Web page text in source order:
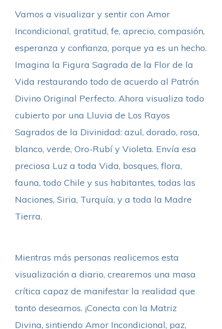
Vamos a visualizar y sentir con Amor
Incondicional, gratitud, fe, aprecio, compasión,
esperanza y confianza, porque ya es un hecho.
Imagina la Figura Sagrada de la Flor de la
Vida restaurando todo de acuerdo al Patrón
Divino Original Perfecto. Ahora visualiza todo
cubierto por una Lluvia de Los Rayos
Sagrados de la Divinidad: azul, dorado, rosa,
blanco, verde, Oro-Rubí y Violeta. Envía esa
preciosa Luz a toda Vida, bosques, flora,
fauna, todo Chile y sus habitantes, todas las
Naciones, Siria, Turquía, y a toda la Madre
Tierra.
Mientras más personas realicemos esta
visualización a diario, crearemos una masa
crítica capaz de manifestar la realidad que
tanto deseamos. ¡Conecta con la Matriz
Divina, sintiendo Amor Incondicional, paz,